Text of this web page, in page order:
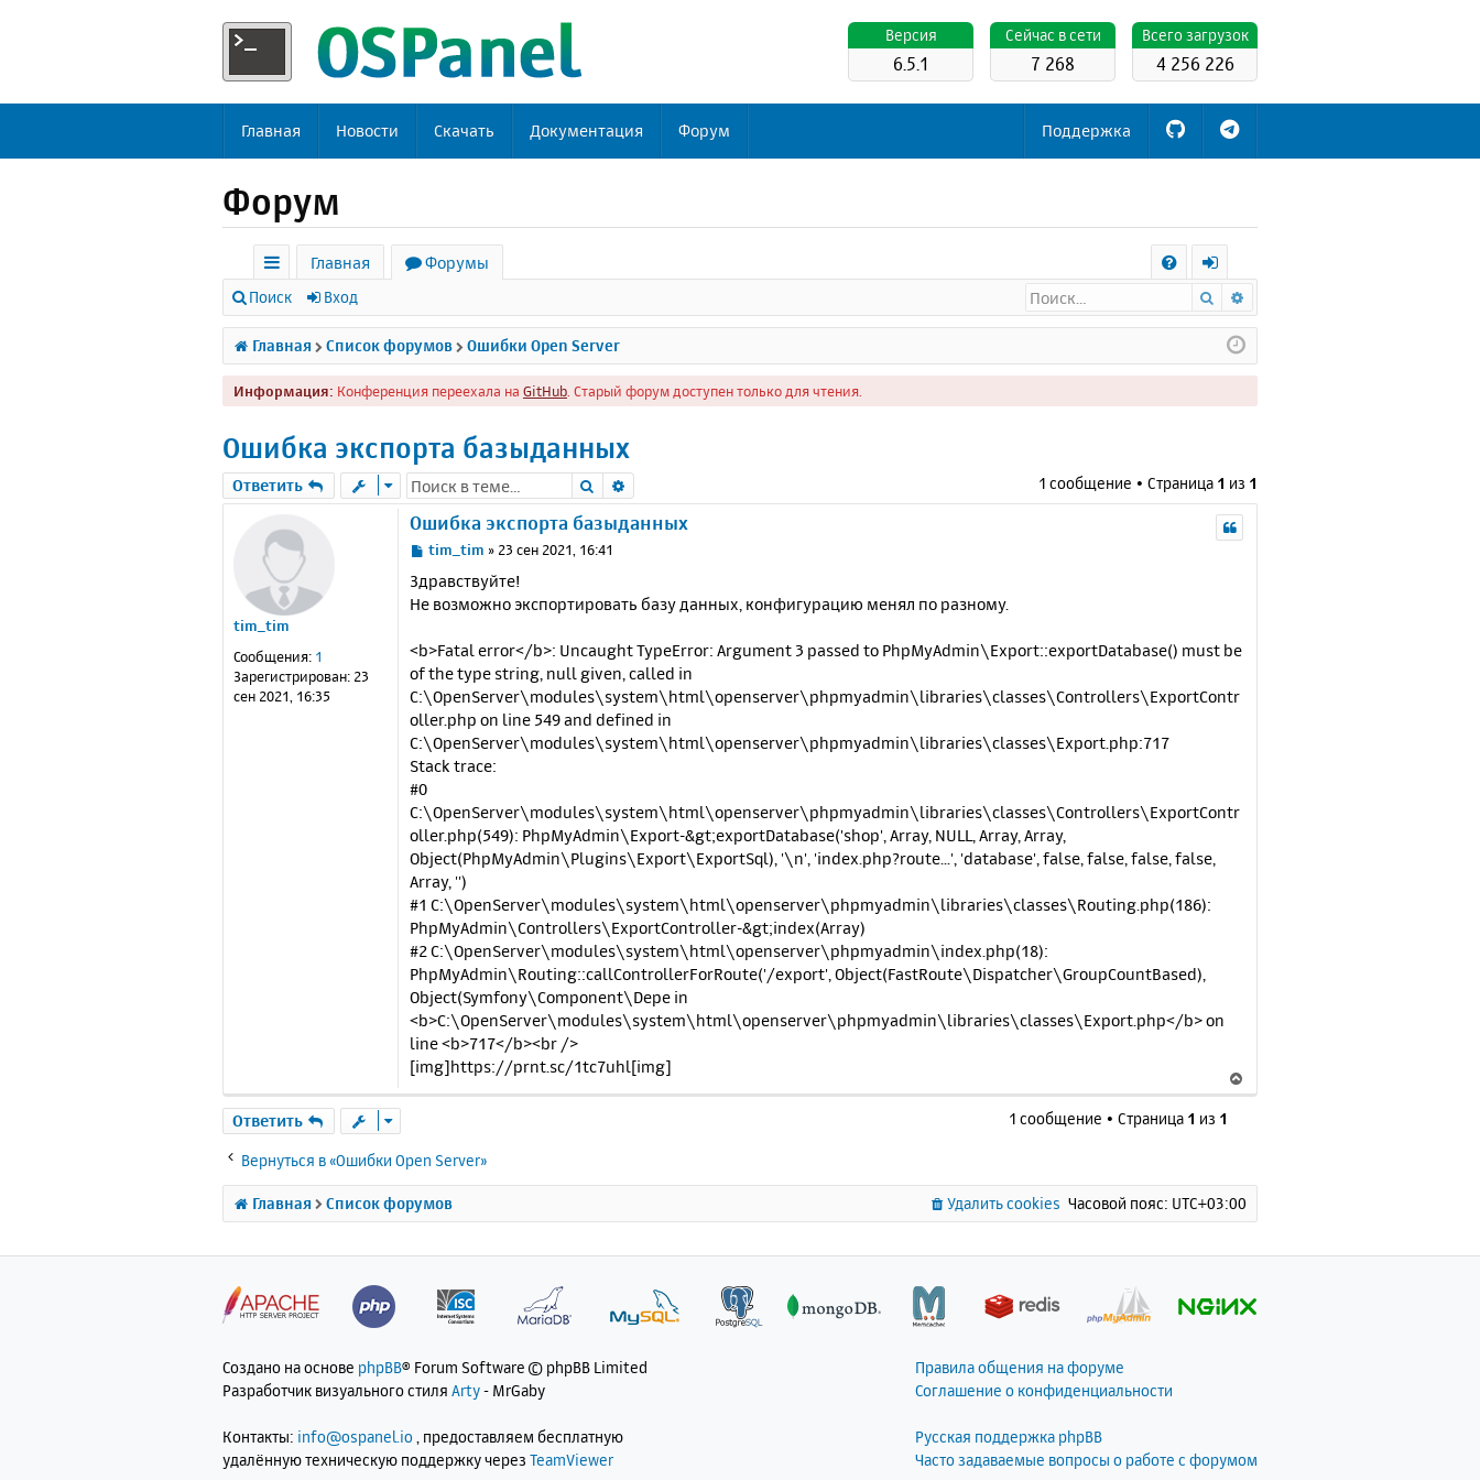
Всего загрузок
4 256 226
Cейчас в сети
7 268
Версия
6.5.1
Главная Новости Скачать Документация Форум Поддержка
Форум
с
ы
л
к
Главная
Форумы
Q
х
о
д
Поиск Вход Поиск
Главная Список форумов Ошибки Open Server
Информация: Конференция переехала на GitHub . Старый форум доступен только для чтения.
Ошибка экспорта базыданных
Ответить Поиск 1 сообщение • Страница 1 из 1
tim_tim
Сообщения: 1
Зарегистрирован: 23
сен 2021, 16:35
Ошибка экспорта базыданных
С
о
б
е
н
и
е
tim_tim » 23 сен 2021, 16:41
Здравствуйте!
Не возможно экспортировать базу данных, конфигурацию менял по разному.
<b>Fatal error</b>: Uncaught TypeError: Argument 3 passed to PhpMyAdmin\Export::exportDatabase() must be
of the type string, null given, called in
C:\OpenServer\modules\system\html\openserver\phpmyadmin\libraries\classes\Controllers\ExportContr
oller.php on line 549 and defined in
C:\OpenServer\modules\system\html\openserver\phpmyadmin\libraries\classes\Export.php:717
Stack trace:
#0
C:\OpenServer\modules\system\html\openserver\phpmyadmin\libraries\classes\Controllers\ExportContr
oller.php(549): PhpMyAdmin\Export-&gt;exportDatabase('shop', Array, NULL, Array, Array,
Object(PhpMyAdmin\Plugins\Export\ExportSql), '\n', 'index.php?route...', 'database', false, false, false, false,
Array, '')
#1 C:\OpenServer\modules\system\html\openserver\phpmyadmin\libraries\classes\Routing.php(186):
PhpMyAdmin\Controllers\ExportController-&gt;index(Array)
#2 C:\OpenServer\modules\system\html\openserver\phpmyadmin\index.php(18):
PhpMyAdmin\Routing::callControllerForRoute('/export', Object(FastRoute\Dispatcher\GroupCountBased),
Object(Symfony\Component\Depe in
<b>C:\OpenServer\modules\system\html\openserver\phpmyadmin\libraries\classes\Export.php</b> on
line <b>717</b><br />
[img]https://prnt.sc/1tc7uhl[img]
е
т
с
а
Ответить 1 сообщение • Страница 1 из 1
Вернуться в «Ошибки Open Server»
Главная Список форумов Часовой пояс: UTC+03:00
Удалить cookies
Создано на основе phpBB® Forum Software © phpBB Limited
Разработчик визуального стиля Arty- MrGaby
Контакты: info@ospanel.io , предоставляем бесплатную
удалённую техническую поддержку через TeamViewer
Правила общения на форуме
Соглашение о конфиденциальности
Русская поддержка phpBB
Часто задаваемые вопросы о работе с форумом